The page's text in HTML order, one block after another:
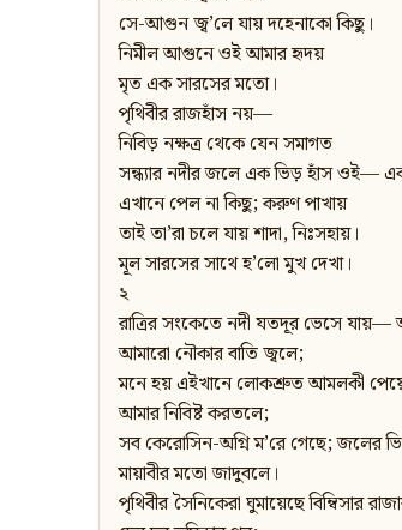
সে-আগুন জ্ব’লে যায় দহেনাকো কিছু।
নিমীল আগুনে ওই আমার হৃদয়
মৃত এক সারসের মতো।
পৃথিবীর রাজহাঁস নয়—
নিবিড় নক্ষত্র থেকে যেন সমাগত
সন্ধ্যার নদীর জলে এক ভিড় হাঁস ওই—
এখানে পেল না কিছু; করুণ পাখায়
তাই তা’রা চলে যায় শাদা, নিঃসহায়।
মূল সারসের সাথে হ’লো মুখ দেখা।
২
রাত্রির সংকেতে নদী যতদূর ভেসে যায়—
আমারো নৌকার বাতি জ্বলে;
মনে হয় এইখানে লোকশ্রুত আমলকী
আমার নিবিষ্ট করতলে;
সব কেরোসিন-অগ্নি ম’রে গেছে; জলের
মায়াবীর মতো জাদুবলে।
পৃথিবীর সৈনিকেরা ঘুমায়েছে বিম্বিসার